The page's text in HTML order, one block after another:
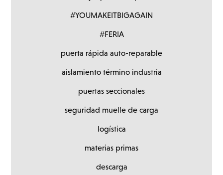
#YOUMAKEITBIGAGAIN
#FERIA
puerta rápida auto-reparable
aislamiento término industria
puertas seccionales
seguridad muelle de carga
logística
materias primas
descarga